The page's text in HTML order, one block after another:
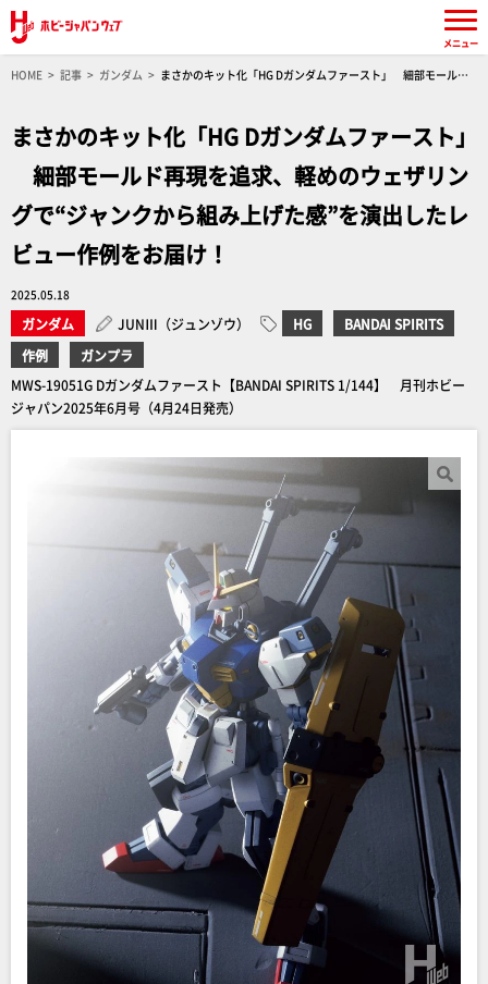
HOME 記事 ガンダム
まさかのキット化「HG Dガンダムファースト」 細部モールド
まさかのキット化「HG Dガンダムファースト」
細部モールド再現を追求、軽めのウェザリン
グで“ジャンクから組み上げた感”を演出したレ
ビュー作例をお届け！
2025.05.18
ガンダム JUNⅢ（ジュンゾウ） HG
BANDAI SPIRITS
作例
ガンプラ
MWS-19051G Dガンダムファースト【BANDAI SPIRITS 1/144】 月刊ホビー
ジャパン2025年6月号（4月24日発売）
メニュー